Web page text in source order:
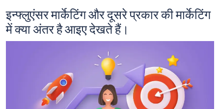
इन्फ्लुएंसर मार्केटिंग और दूसरे प्रकार की मार्केटिंग
में क्या अंतर है आइए देखते हैं।